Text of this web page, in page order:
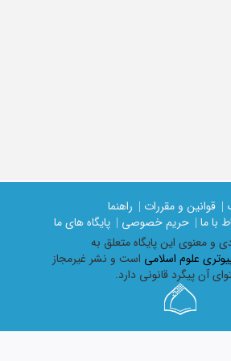
| قوانین و مقررات |
راهنما
با ما | حریم خصوصی |
پایگاه های ما
و معنوی اين پايگاه متعلق به
علوم اسلامی است و نشر غیرمجاز
آن پیگرد قانونی دارد.